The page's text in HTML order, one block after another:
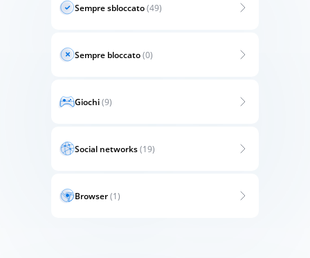
Sempre sbloccato(49)
Sempre bloccato(0)
Giochi(9)
Social networks(19)
Browser(1)